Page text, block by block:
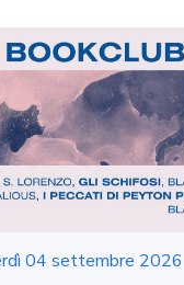
04 settembre 2026